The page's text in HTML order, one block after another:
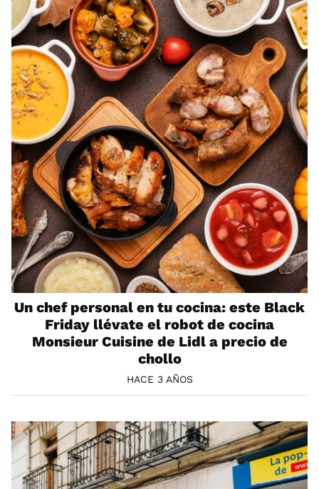
Un chef personal en tu cocina: este Black
Friday llévate el robot de cocina
Monsieur Cuisine de Lidl a precio de
chollo
HACE 3 AÑOS